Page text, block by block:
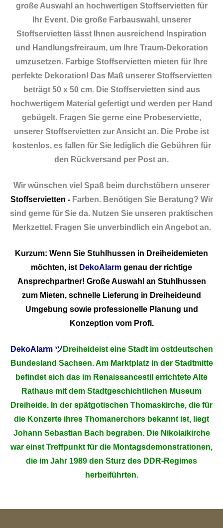
große Auswahl an hochwertigen Stoffservietten für
Ihr Event. Die große Farbauswahl, unserer
Stoffservietten lässt Ihnen ausreichend Inspiration
und Handlungsfreiraum, um Ihre Traum-Dekoration
umzusetzen. Farbige Stoffservietten mieten für Ihre
perfekte Dekoration! Das Maß unserer Stoffservietten
beträgt 50 x 50 cm. Die Stoffservietten sind aus
hochwertigem Material gefertigt und werden per Hand
gebügelt. Fragen Sie gerne eine Probeserviette,
unserer Stoffservietten zur Ansicht an. Die Probe ist
kostenlos, es fallen für Sie lediglich die Gebühren für
den Rückversand per Post an.
Wir wünschen viel Spaß beim durchstöbern unserer
Stoffservietten - Farben. Benötigen Sie Beratung? Wir
sind gerne für Sie da. Nutzen Sie unseren praktischen
Merkzettel. Fragen Sie unverbindlich ein Angebot an.
Kurzum: Wenn Sie Stuhlhussen in Dreiheidemieten
möchten, ist DekoAlarm genau der richtige
Ansprechpartner! Große Auswahl an Stuhlhussen
zum Mieten, schnelle Lieferung in Dreiheideund
Umgebung sowie professionelle Planung und
Konzeption vom Profi.
DekoAlarm ツ Dreiheideist eine Stadt im ostdeutschen
Bundesland Sachsen. Am Marktplatz in der Stadtmitte
befindet sich das im Renaissancestil errichtete Alte
Rathaus mit dem Stadtgeschichtlichen Museum
Dreiheide. In der spätgotischen Thomaskirche, die für
die Konzerte ihres Thomanerchors bekannt ist, liegt
Johann Sebastian Bach begraben. Die Nikolaikirche
war einst Treffpunkt für die Montagsdemonstrationen,
die im Jahr 1989 den Sturz des DDR-Regimes
herbeiführten.